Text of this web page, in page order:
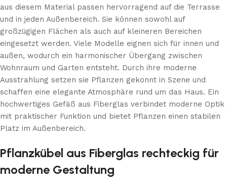
aus diesem Material passen hervorragend auf die Terrasse
und in jeden Außenbereich. Sie können sowohl auf
großzügigen Flächen als auch auf kleineren Bereichen
eingesetzt werden. Viele Modelle eignen sich für innen und
außen, wodurch ein harmonischer Übergang zwischen
Wohnraum und Garten entsteht. Durch ihre moderne
Ausstrahlung setzen sie Pflanzen gekonnt in Szene und
schaffen eine elegante Atmosphäre rund um das Haus. Ein
hochwertiges Gefäß aus Fiberglas verbindet moderne Optik
mit praktischer Funktion und bietet Pflanzen einen stabilen
Platz im Außenbereich.
Pflanzkübel aus Fiberglas rechteckig für
moderne Gestaltung